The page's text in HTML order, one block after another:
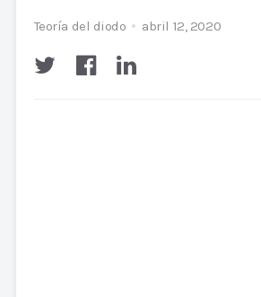
Teoría del diodo abril 12, 2020